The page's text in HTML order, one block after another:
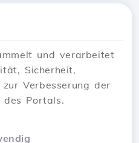
und verarbeitet
Sicherheit,
Verbesserung der
des Portals.